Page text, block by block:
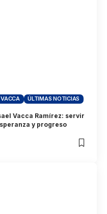
ÚLTIMAS NOTICIAS
Vacca Ramírez: servir
y progreso